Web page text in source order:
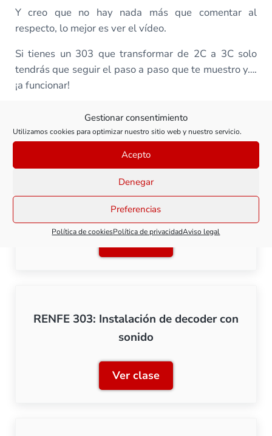
Gestionar consentimiento
Utilizamos cookies para optimizar nuestro sitio web y nuestro servicio.
Acepto
Denegar
Preferencias
Política de cookiesPolítica de privacidadAviso legal
Y creo que no hay nada más que comentar al
respecto, lo mejor es ver el vídeo.
Si tienes un 303 que transformar de 2C a 3C solo
tendrás que seguir el paso a paso que te muestro y….
¡a funcionar!
Todas las clases de este curso
RENFE 303: Mantenimiento y
digitalización
RENFE 303:
RENFE 303: Instalación de decoder con
sonido
Ver claseRENFE 303: Instalación